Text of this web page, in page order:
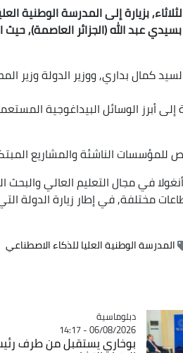
بزيارة إلى المدرسة الوطنية
عبد الله (الجزائر العاصمة),
كمال بداري, ووزير الدولة وزير
أبرز الوسائل البيداغوجية
للمؤسسات الناشئة والمشاريع
في مجال التعليم العالي والبحث
مختلفة, في إطار زيارة الدولة
المدرسة الوطنية العليا للذكاء الاصطناعي
Catégorie
دبلوماسية
06/08/2026 - 14:17
بوخاري يستقبل من طرف